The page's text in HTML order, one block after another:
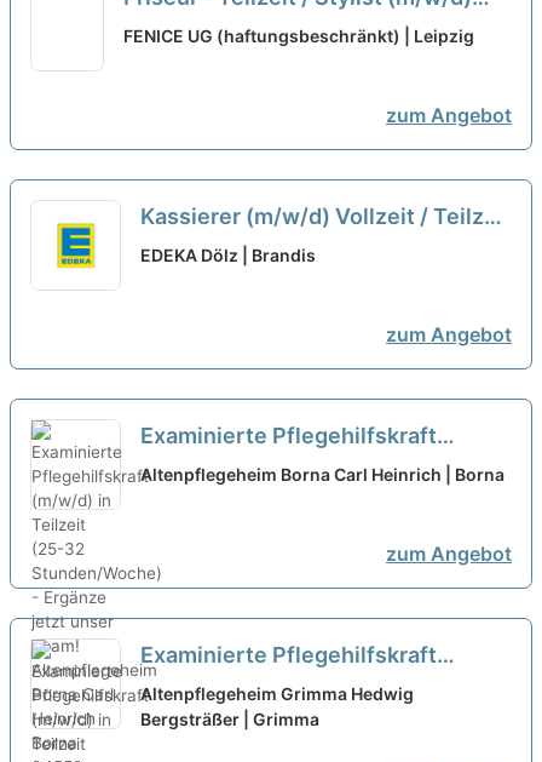
neu
FENICE UG (haftungsbeschränkt) | Leipzig
zum Angebot
Kassierer (m/w/d) Vollzeit / Teilzeit
neu
EDEKA Dölz | Brandis
zum Angebot
Examinierte Pflegehilfskraft
(m/w/d) in Teilzeit (25-32
Altenpflegeheim Borna Carl Heinrich | Borna
zum Angebot
Examinierte Pflegehilfskraft
(m/w/d) in Teilzeit (25-32
Stunden/Woche) - wir freuen uns
Altenpflegeheim Grimma Hedwig
Bergsträßer | Grimma